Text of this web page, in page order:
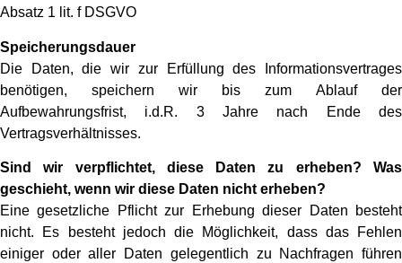
Absatz 1 lit. f DSGVO
Speicherungsdauer
Die Daten, die wir zur Erfüllung des Informationsvertrages
benötigen, speichern wir bis zum Ablauf der
Aufbewahrungsfrist, i.d.R. 3 Jahre nach Ende des
Vertragsverhältnisses.
Sind wir verpflichtet, diese Daten zu erheben? Was
geschieht, wenn wir diese Daten nicht erheben?
Eine gesetzliche Pflicht zur Erhebung dieser Daten besteht
nicht. Es besteht jedoch die Möglichkeit, dass das Fehlen
einiger oder aller Daten gelegentlich zu Nachfragen führen